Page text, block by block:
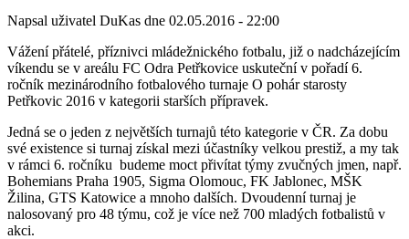
Napsal uživatel DuKas dne 02.05.2016 - 22:00
Vážení přátelé, příznivci mládežnického fotbalu, již o nadcházejícím
víkendu se v areálu FC Odra Petřkovice uskuteční v pořadí 6.
ročník mezinárodního fotbalového turnaje O pohár starosty
Petřkovic 2016 v kategorii starších přípravek.
Jedná se o jeden z největších turnajů této kategorie v ČR. Za dobu
své existence si turnaj získal mezi účastníky velkou prestiž, a my tak
v rámci 6. ročníku budeme moct přivítat týmy zvučných jmen, např.
Bohemians Praha 1905, Sigma Olomouc, FK Jablonec, MŠK
Žilina, GTS Katowice a mnoho dalších. Dvoudenní turnaj je
nalosovaný pro 48 týmu, což je více než 700 mladých fotbalistů v
akci.